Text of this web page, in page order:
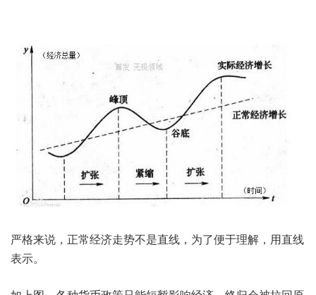
严格来说，正常经济走势不是直线，为了便于理解，用直线
表示。